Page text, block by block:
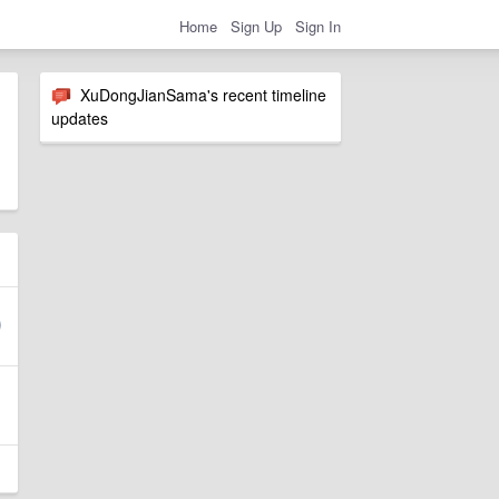
Home Sign Up Sign In
XuDongJianSama's recent timeline
updates